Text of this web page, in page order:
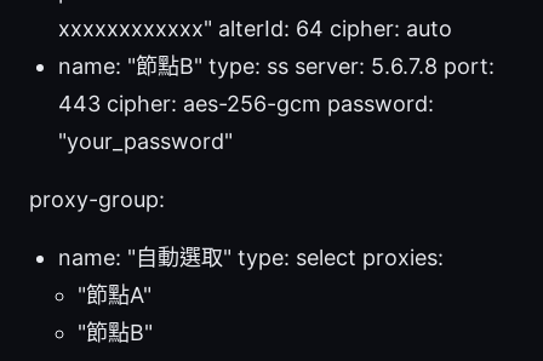
xxxxxxxxxxxx" alterId: 64 cipher: auto
name: "節點B" type: ss server: 5.6.7.8 port:
443 cipher: aes-256-gcm password:
"your_password"
proxy-group:
name: "自動選取" type: select proxies:
"節點A"
"節點B"